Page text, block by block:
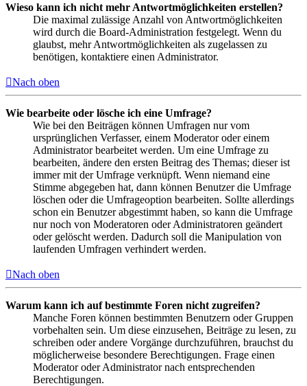
Wieso kann ich nicht mehr Antwortmöglichkeiten erstellen?
Die maximal zulässige Anzahl von Antwortmöglichkeiten
wird durch die Board-Administration festgelegt. Wenn du
glaubst, mehr Antwortmöglichkeiten als zugelassen zu
benötigen, kontaktiere einen Administrator.
Nach oben
Wie bearbeite oder lösche ich eine Umfrage?
Wie bei den Beiträgen können Umfragen nur vom
ursprünglichen Verfasser, einem Moderator oder einem
Administrator bearbeitet werden. Um eine Umfrage zu
bearbeiten, ändere den ersten Beitrag des Themas; dieser ist
immer mit der Umfrage verknüpft. Wenn niemand eine
Stimme abgegeben hat, dann können Benutzer die Umfrage
löschen oder die Umfrageoption bearbeiten. Sollte allerdings
schon ein Benutzer abgestimmt haben, so kann die Umfrage
nur noch von Moderatoren oder Administratoren geändert
oder gelöscht werden. Dadurch soll die Manipulation von
laufenden Umfragen verhindert werden.
Nach oben
Warum kann ich auf bestimmte Foren nicht zugreifen?
Manche Foren können bestimmten Benutzern oder Gruppen
vorbehalten sein. Um diese einzusehen, Beiträge zu lesen, zu
schreiben oder andere Vorgänge durchzuführen, brauchst du
möglicherweise besondere Berechtigungen. Frage einen
Moderator oder Administrator nach entsprechenden
Berechtigungen.